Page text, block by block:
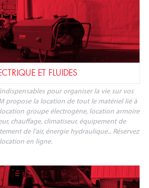
ET FLUIDES
pour organiser la vie sur vos
propose la location de tout le matériel lié à
groupe électrogène, location armoire
chauffage, climatiseur, équipement de
de l'air, énergie hydraulique... Réservez
en ligne.